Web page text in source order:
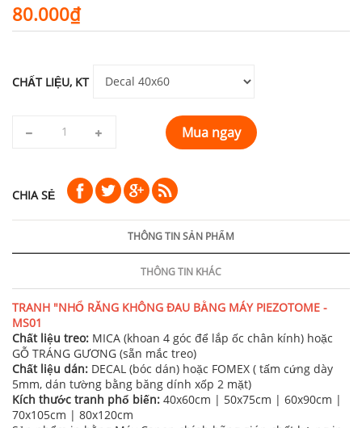
80.000₫
CHẤT LIỆU, KT
Mua ngay
CHIA SẺ
THÔNG TIN SẢN PHẨM
THÔNG TIN KHÁC
TRANH "NHỔ RĂNG KHÔNG ĐAU BẰNG MÁY PIEZOTOME -
MS01
Chất liệu treo: MICA (khoan 4 góc để lắp ốc chân kính) hoặc
GỖ TRÁNG GƯƠNG (sẵn mắc treo)
Chất liệu dán: DECAL (bóc dán) hoặc FOMEX ( tấm cứng dày
5mm, dán tường bằng băng dính xốp 2 mặt)
Kích thước tranh phổ biến: 40x60cm | 50x75cm | 60x90cm |
70x105cm | 80x120cm